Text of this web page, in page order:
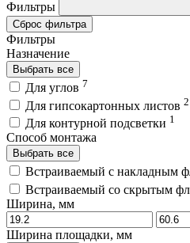
Фильтры
Сброс фильтра
Фильтры
Назначение
Выбрать все
Для углов 7
Для гипсокартонных листов 2
Для контурной подсветки 1
Способ монтажа
Выбрать все
Встраиваемый с накладным
Встраиваемый со скрытым
Ширина, мм
Ширина площадки, мм